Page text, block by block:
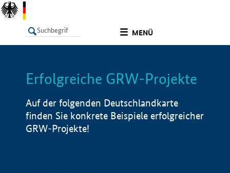
MENÜ
LISTE Info
Erfolgreiche GRW-Projekte
Auf der folgenden Deutschlandkarte
finden Sie konkrete Beispiele erfolgreicher
GRW-Projekte!